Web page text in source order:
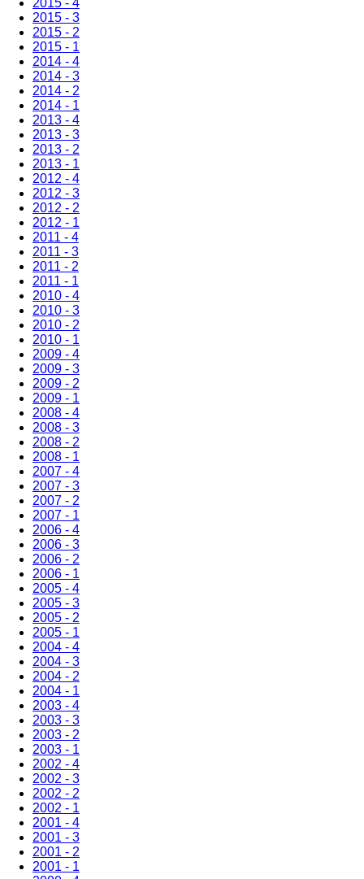
2015 - 4
2015 - 3
2015 - 2
2015 - 1
2014 - 4
2014 - 3
2014 - 2
2014 - 1
2013 - 4
2013 - 3
2013 - 2
2013 - 1
2012 - 4
2012 - 3
2012 - 2
2012 - 1
2011 - 4
2011 - 3
2011 - 2
2011 - 1
2010 - 4
2010 - 3
2010 - 2
2010 - 1
2009 - 4
2009 - 3
2009 - 2
2009 - 1
2008 - 4
2008 - 3
2008 - 2
2008 - 1
2007 - 4
2007 - 3
2007 - 2
2007 - 1
2006 - 4
2006 - 3
2006 - 2
2006 - 1
2005 - 4
2005 - 3
2005 - 2
2005 - 1
2004 - 4
2004 - 3
2004 - 2
2004 - 1
2003 - 4
2003 - 3
2003 - 2
2003 - 1
2002 - 4
2002 - 3
2002 - 2
2002 - 1
2001 - 4
2001 - 3
2001 - 2
2001 - 1